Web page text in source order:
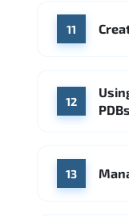
11
12
PDBs
13